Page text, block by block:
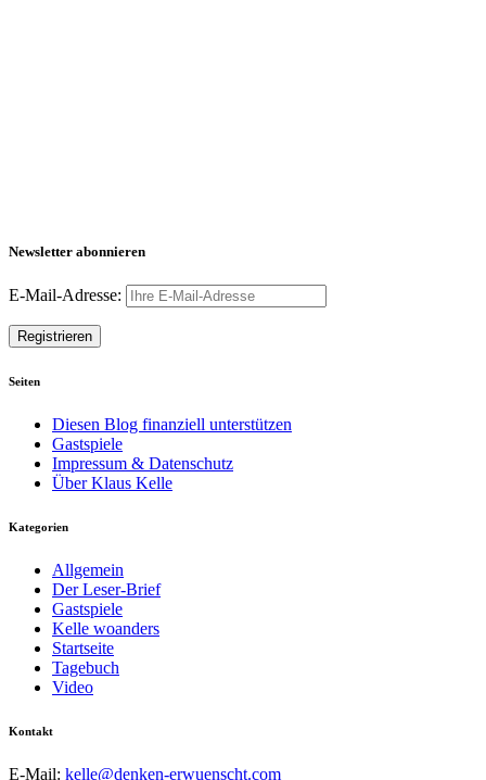
Newsletter abonnieren
E-Mail-Adresse:
Seiten
Diesen Blog finanziell unterstützen
Gastspiele
Impressum & Datenschutz
Über Klaus Kelle
Kategorien
Allgemein
Der Leser-Brief
Gastspiele
Kelle woanders
Startseite
Tagebuch
Video
Kontakt
E-Mail: kelle@denken-erwuenscht.com